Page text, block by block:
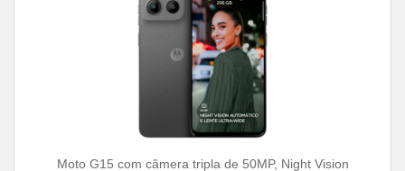
Moto G15 com câmera tripla de 50MP, Night Vision